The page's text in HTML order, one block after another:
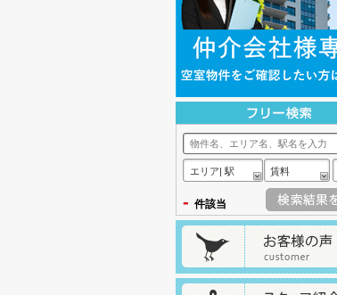
エリア| 駅 賃料
- 件該当